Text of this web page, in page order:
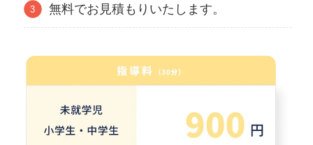
無料でお見積もりいたします。